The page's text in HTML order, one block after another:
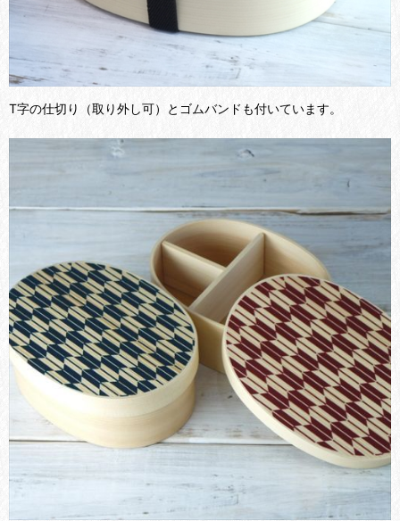
T字の仕切り（取り外し可）とゴムバンドも付いています。